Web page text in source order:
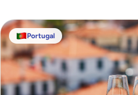
Portugal